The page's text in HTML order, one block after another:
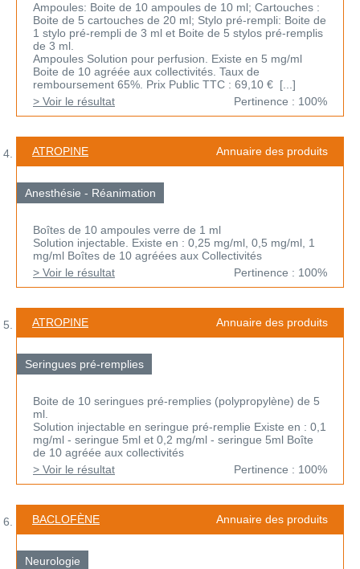
Ampoules: Boite de 10 ampoules de 10 ml; Cartouches :
Boite de 5 cartouches de 20 ml; Stylo pré-rempli: Boite de
1 stylo pré-rempli de 3 ml et Boite de 5 stylos pré-remplis
de 3 ml.
Ampoules Solution pour perfusion. Existe en 5 mg/ml
Boite de 10 agréée aux collectivités. Taux de
remboursement 65%. Prix Public TTC : 69,10 € [...]
> Voir le résultat
Pertinence : 100%
ATROPINE Annuaire des produits
Anesthésie - Réanimation
Boîtes de 10 ampoules verre de 1 ml
Solution injectable. Existe en : 0,25 mg/ml, 0,5 mg/ml, 1
mg/ml Boîtes de 10 agréées aux Collectivités
> Voir le résultat
Pertinence : 100%
ATROPINE Annuaire des produits
Seringues pré-remplies
Boite de 10 seringues pré-remplies (polypropylène) de 5
ml.
Solution injectable en seringue pré-remplie Existe en : 0,1
mg/ml - seringue 5ml et 0,2 mg/ml - seringue 5ml Boîte
de 10 agréée aux collectivités
> Voir le résultat
Pertinence : 100%
BACLOFÈNE Annuaire des produits
Neurologie